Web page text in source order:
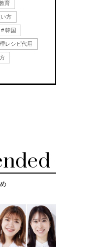
育
方
韓国
レシピ代用